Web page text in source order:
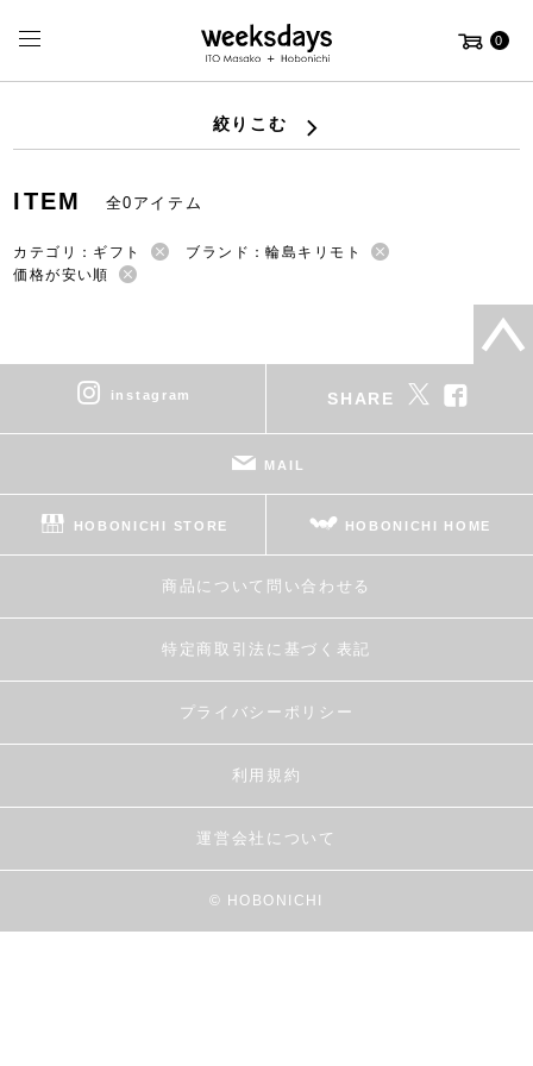
0
絞りこむ
ITEM 全0アイテム
カテゴリ：ギフト
ブランド：輪島キリモト
価格が安い順
instagram SHARE
MAIL
HOBONICHI STORE HOBONICHI HOME
商品について問い合わせる
特定商取引法に基づく表記
プライバシーポリシー
利用規約
運営会社について
© HOBONICHI